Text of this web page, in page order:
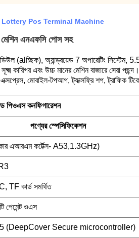
Pos Terminal Machine
মেশিন এনএফসি পোস সহ
(alচ্ছিক), অ্যান্ড্রয়েড 7 অপারেটিং সিস্টেম,
এবং উচ্চ মানের মেশিন বাজারে সেরা পছন্দ।
মোবাইল-টপআপ, ট্যাক্সফ্রি শপ, ট্রাফিক
পিওএস কনফিগারেশন
পণ্যের স্পেসিফিকেশন
এআরএম কর্টেক্স- A53,1.3GHz)
কার্ড সমর্থিত
পেমেন্ট ওএস
(DeepCover Secure microcontroller)